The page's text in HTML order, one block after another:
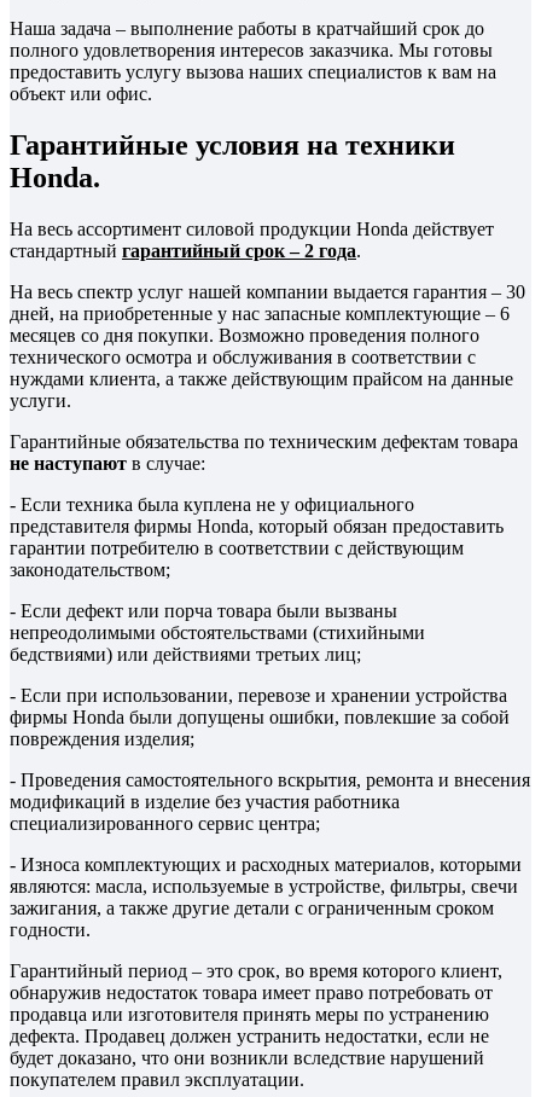
Наша задача – выполнение работы в кратчайший срок до
полного удовлетворения интересов заказчика. Мы готовы
предоставить услугу вызова наших специалистов к вам на
объект или офис.
Гарантийные условия на техники
Honda.
На весь ассортимент силовой продукции Honda действует
стандартный гарантийный срок – 2 года.
На весь спектр услуг нашей компании выдается гарантия – 30
дней, на приобретенные у нас запасные комплектующие – 6
месяцев со дня покупки. Возможно проведения полного
технического осмотра и обслуживания в соответствии с
нуждами клиента, а также действующим прайсом на данные
услуги.
Гарантийные обязательства по техническим дефектам товара
не наступают в случае:
- Если техника была куплена не у официального
представителя фирмы Honda, который обязан предоставить
гарантии потребителю в соответствии с действующим
законодательством;
- Если дефект или порча товара были вызваны
непреодолимыми обстоятельствами (стихийными
бедствиями) или действиями третьих лиц;
- Если при использовании, перевозе и хранении устройства
фирмы Honda были допущены ошибки, повлекшие за собой
повреждения изделия;
- Проведения самостоятельного вскрытия, ремонта и внесения
модификаций в изделие без участия работника
специализированного сервис центра;
- Износа комплектующих и расходных материалов, которыми
являются: масла, используемые в устройстве, фильтры, свечи
зажигания, а также другие детали с ограниченным сроком
годности.
Гарантийный период – это срок, во время которого клиент,
обнаружив недостаток товара имеет право потребовать от
продавца или изготовителя принять меры по устранению
дефекта. Продавец должен устранить недостатки, если не
будет доказано, что они возникли вследствие нарушений
покупателем правил эксплуатации.